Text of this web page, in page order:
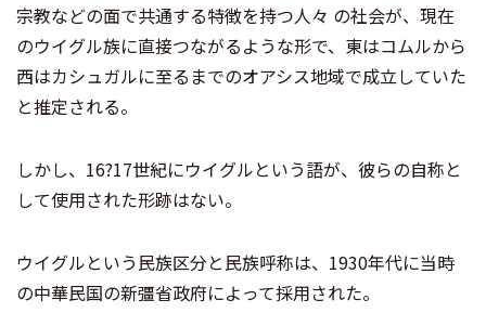
宗教などの面で共通する特徴を持つ人々 の社会が、現在
のウイグル族に直接つながるような形で、東はコムルから
西はカシュガルに至るまでのオアシス地域で成立していた
と推定される。
しかし、16?17世紀にウイグルという語が、彼らの自称と
して使用された形跡はない。
ウイグルという民族区分と民族呼称は、1930年代に当時
の中華民国の新彊省政府によって採用された。